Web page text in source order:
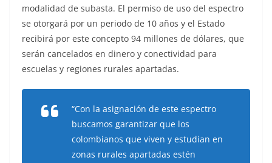
modalidad de subasta. El permiso de uso del espectro
se otorgará por un periodo de 10 años y el Estado
recibirá por este concepto 94 millones de dólares, que
serán cancelados en dinero y conectividad para
escuelas y regiones rurales apartadas.
“Con la asignación de este espectro
buscamos garantizar que los
colombianos que viven y estudian en
zonas rurales apartadas estén